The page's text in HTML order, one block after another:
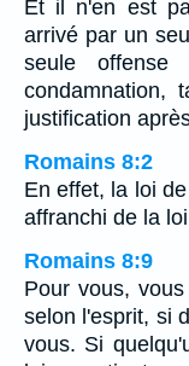
Et il n'en est
arrivé par un
seule
condamnation,
justification
Romains 8:2
En effet, la loi
affranchi de la
Romains 8:9
Pour vous,
selon l'esprit, si
vous. Si